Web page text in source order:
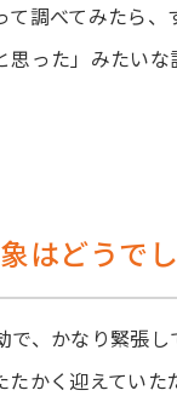
調べてみたら、
った」みたい
はどうで
、かなり緊張し
かく迎えてい